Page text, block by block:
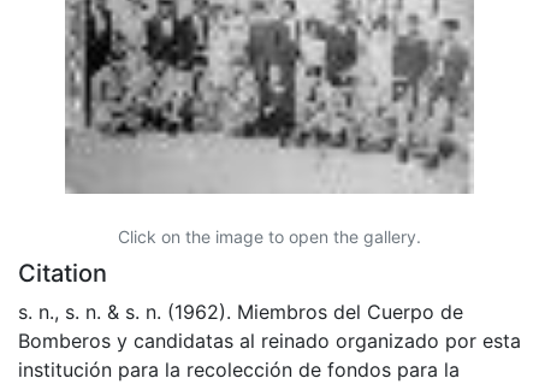
Click on the image to open the gallery.
Citation
s. n., s. n. & s. n. (1962). Miembros del Cuerpo de
Bomberos y candidatas al reinado organizado por esta
institución para la recolección de fondos para la